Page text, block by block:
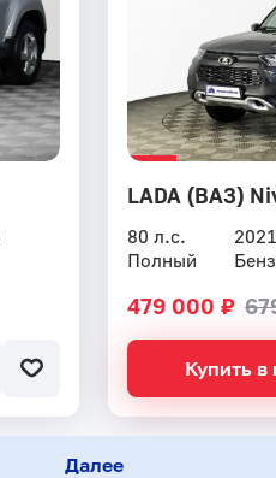
LADA (ВАЗ)
80 л.с. 2021
Полный
479 000 ₽
Купить в
Далее